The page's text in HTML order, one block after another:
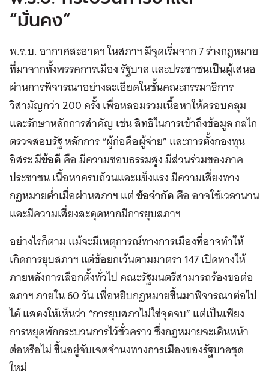
“มั่นคง”
พ.ร.บ. อากาศสะอาดฯ ในสภาฯ มีจุดเริ่มจาก 7 ร่างกฎหมาย
ที่มาจากทั้งพรรคการเมือง รัฐบาล และประชาชนเป็นผู้เสนอ
ผ่านการพิจารณาอย่างละเอียดในชั้นคณะกรรมาธิการ
วิสามัญกว่า 200 ครั้ง เพื่อหลอมรวมเนื้อหาให้ครอบคลุม
และรักษาหลักการสำคัญ เช่น สิทธิในการเข้าถึงข้อมูล กลไก
ตรวจสอบรัฐ หลักการ “ผู้ก่อคือผู้จ่าย” และการตั้งกองทุน
อิสระ มีข้อดีคือ มีความชอบธรรมสูง มีส่วนร่วมของภาค
ประชาชน เนื้อหาครบถ้วนและแข็งแรง มีความเสี่ยงทาง
กฎหมายต่ำเมื่อผ่านสภาฯ แต่ข้อจำกัดคือ อาจใช้เวลานาน
และมีความเสี่ยงสะดุดหากมีการยุบสภาฯ
อย่างไรก็ตาม แม้จะมีเหตุการณ์ทางการเมืองที่อาจทำให้
เกิดการยุบสภาฯ แต่ข้อยกเว้นตามมาตรา 147 เปิดทางให้
ภายหลังการเลือกตั้งทั่วไป คณะรัฐมนตรีสามารถร้องขอต่อ
สภาฯ ภายใน 60 วัน เพื่อหยิบกฎหมายขึ้นมาพิจารณาต่อไป
ได้ แสดงให้เห็นว่า “การยุบสภาไม่ใช่จุดจบ” แต่เป็นเพียง
การหยุดพักกระบวนการไว้ชั่วคราว ซึ่งกฎหมายจะเดินหน้า
ต่อหรือไม่ ขึ้นอยู่จับเจตจำนงทางการเมืองของรัฐบาลชุด
ใหม่